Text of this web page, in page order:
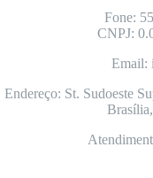
Fone:
CNPJ:
Email:
Endereço: St. Sudoeste